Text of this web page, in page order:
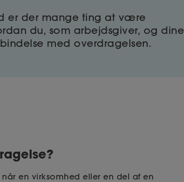
er der mange ting at være
du, som arbejdsgiver, og dine
med overdragelsen.
en virksomhed eller en del af en